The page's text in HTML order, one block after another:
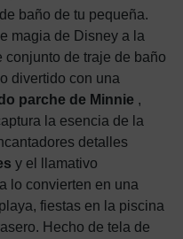
baño de tu pequeña.
magia de Disney a la
de traje de baño
divertido con una
parche de Minnie ,
la esencia de la
detalles
y el llamativo
lo convierten en una
fiestas en la piscina
Hecho de tela de